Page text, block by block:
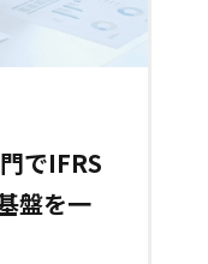
でIFRS
盤を一